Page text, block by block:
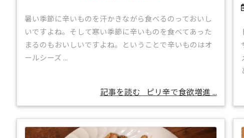
暑い季節に辛いものを汗かきながら食べるのっておいし
いですよね。そして寒い季節に辛いものを食べてあった
まるのもおいしいですよね。ということで辛いものはオ
ールシーズ ...
記事を読む ピリ辛で食欲増進 ...